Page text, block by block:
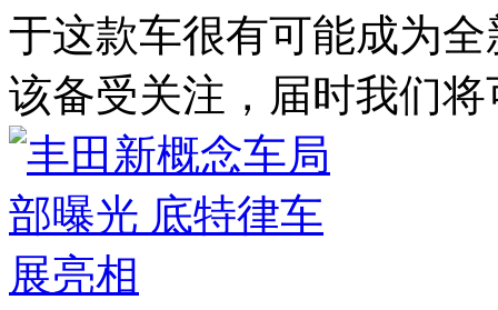
于这款车很有可能成为
该备受关注，届时我们